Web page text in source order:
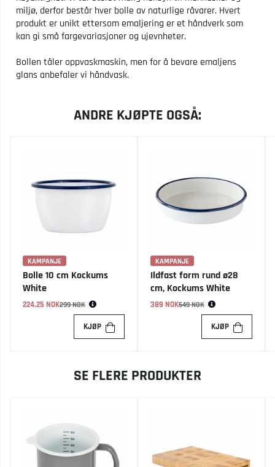
miljø, derfor består hver bolle av naturlige råvarer. Hvert
produkt er unikt ettersom emaljering er et håndverk som
kan gi små fargevariasjoner og ujevnheter.
Bollen tåler oppvaskmaskin, men for å bevare emaljens
glans anbefaler vi håndvask.
ANDRE KJØPTE OGSÅ:
KAMPANJE
Bolle 10 cm Kockums
White
224.25 NOK
Vanlig pris:299 NOK
KJØP
KAMPANJE
Ildfast form rund ø28
cm, Kockums White
389 NOK
Vanlig pris:549 NOK
KJØP
SE FLERE PRODUKTER